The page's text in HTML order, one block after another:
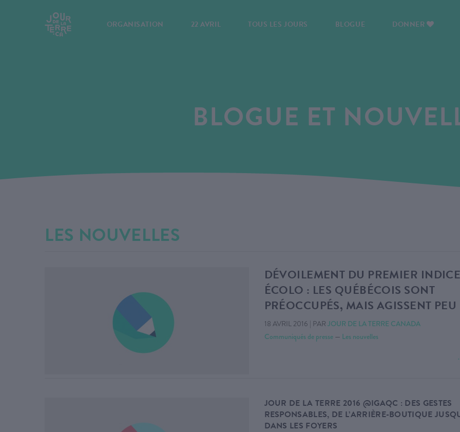
ORGANISATION 22 AVRIL TOUS LES JOURS BLOGUE DONNER
BLOGUE ET
LES NOUVELLES
DÉVOILEMENT DU PREMIER INDICE
ÉCOLO : LES QUÉBÉCOIS SONT
PRÉOCCUPÉS, MAIS AGISSENT PEU
18 AVRIL 2016 | PAR JOUR DE LA TERRE CANADA
Communiqués de presse— Les nouvelles
JOUR DE LA TERRE 2016 @IGAQC : DES GESTES
RESPONSABLES, DE L’ARRIÈRE-BOUTIQUE
DANS LES FOYERS